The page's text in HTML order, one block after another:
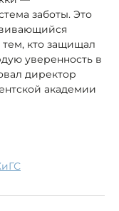
заботы. Это
кто защищал
уверенность в
директор
академии